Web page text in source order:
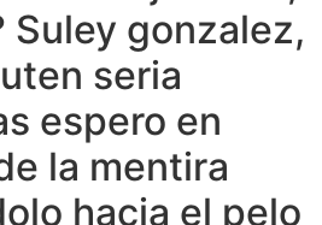
Suley gonzalez,
seria
espero en
la mentira
hacia el pelo